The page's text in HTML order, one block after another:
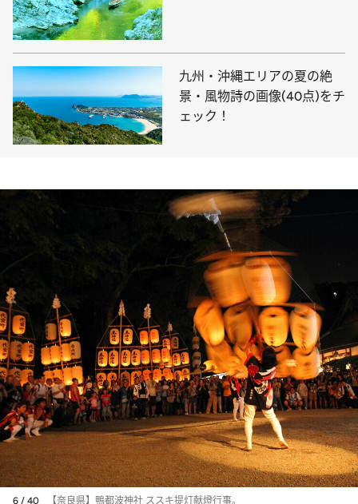
九州・沖縄エリアの夏の絶
景・風物詩の画像(40点)をチ
ェック！
6 / 40 【奈良県】鴨都波神社 ススキ提灯献燈行事。